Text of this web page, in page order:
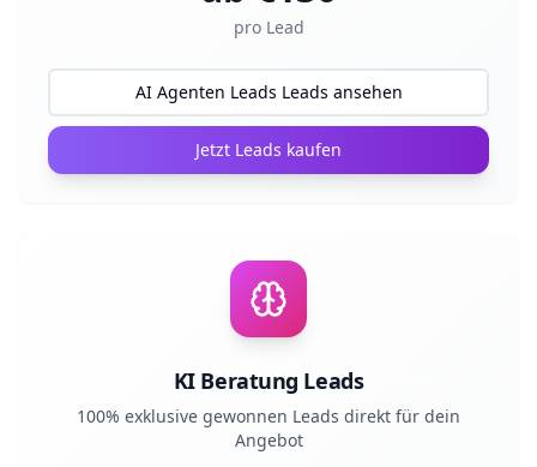
pro Lead
AI Agenten Leads Leads ansehen
Jetzt Leads kaufen
KI Beratung Leads
100% exklusive gewonnen Leads direkt für dein
Angebot